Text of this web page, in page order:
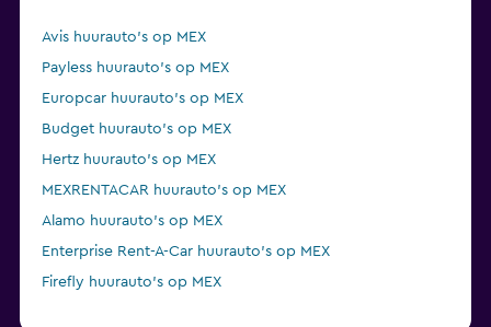
Avis huurauto's op MEX
Payless huurauto's op MEX
Europcar huurauto's op MEX
Budget huurauto's op MEX
Hertz huurauto's op MEX
MEXRENTACAR huurauto's op MEX
Alamo huurauto's op MEX
Enterprise Rent-A-Car huurauto's op MEX
Firefly huurauto's op MEX